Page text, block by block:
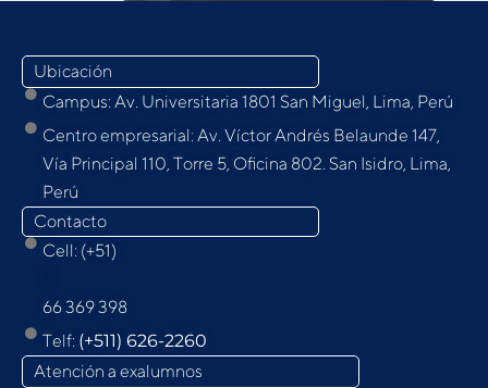
Ubicación
Campus: Av. Universitaria 1801 San Miguel, Lima, Perú
Centro empresarial: Av. Víctor Andrés Belaunde 147,
Vía Principal 110, Torre 5, Oﬁcina 802. San Isidro, Lima,
Perú
Contacto
Cell: (+51)
66 369 398
Telf: (+511) 626-2260
Atención a exalumnos